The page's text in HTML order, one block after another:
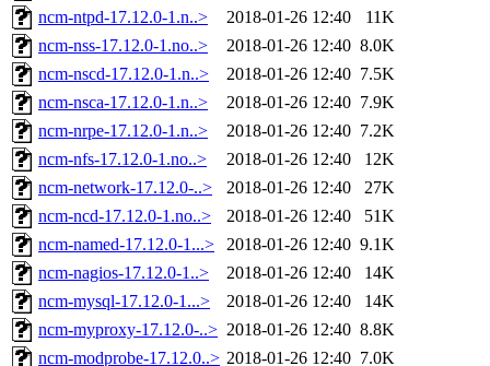
ncm-ntpd-17.12.0-1.n..>
2018-01-26 12:40
11K
ncm-nss-17.12.0-1.no..>
2018-01-26 12:40 8.0K
ncm-nscd-17.12.0-1.n..>
2018-01-26 12:40 7.5K
ncm-nsca-17.12.0-1.n..>
2018-01-26 12:40 7.9K
ncm-nrpe-17.12.0-1.n..>
2018-01-26 12:40 7.2K
ncm-nfs-17.12.0-1.no..>
2018-01-26 12:40
12K
ncm-network-17.12.0-..>
2018-01-26 12:40
27K
ncm-ncd-17.12.0-1.no..>
2018-01-26 12:40
51K
ncm-named-17.12.0-1...>
2018-01-26 12:40 9.1K
ncm-nagios-17.12.0-1..>
2018-01-26 12:40
14K
ncm-mysql-17.12.0-1...>
2018-01-26 12:40
14K
ncm-myproxy-17.12.0-..> 2018-01-26 12:40 8.8K
ncm-modprobe-17.12.0..> 2018-01-26 12:40 7.0K